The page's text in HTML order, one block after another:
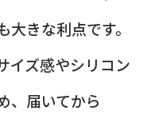
きな利点です。
イズ感やシリコン
、届いてから